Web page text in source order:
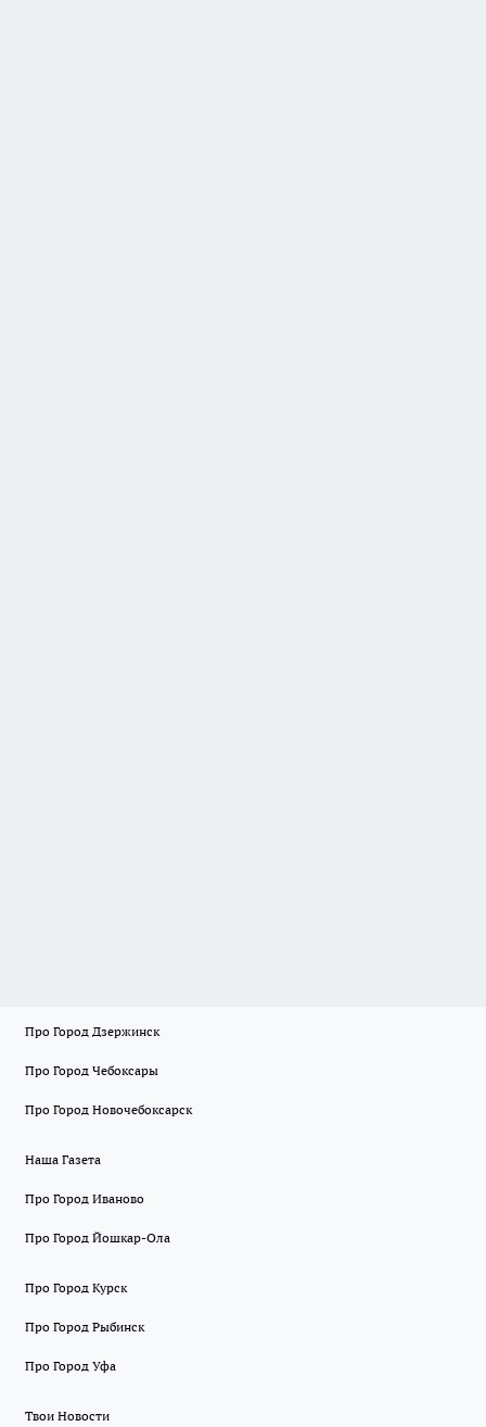
Про Город Дзержинск
Про Город Чебоксары
Про Город Новочебоксарск
Наша Газета
Про Город Иваново
Про Город Йошкар-Ола
Про Город Курск
Про Город Рыбинск
Про Город Уфа
Твои Новости